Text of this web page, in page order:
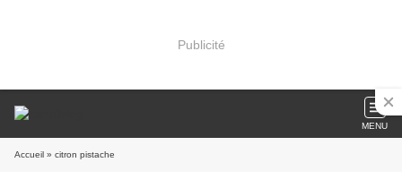
Publicité
MENU
Accueil » citron pistache